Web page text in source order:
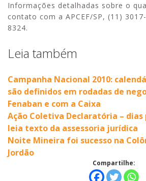
Informações detalhadas sobre o
contato com a APCEF/SP, (11)
8324.
Leia também
Campanha Nacional 2010:
são definidos em rodadas de
Fenaban e com a Caixa
Ação Coletiva Declaratória – dias
leia texto da assessoria jurídica
Noite Mineira foi sucesso na
Jordão
Compartilhe: